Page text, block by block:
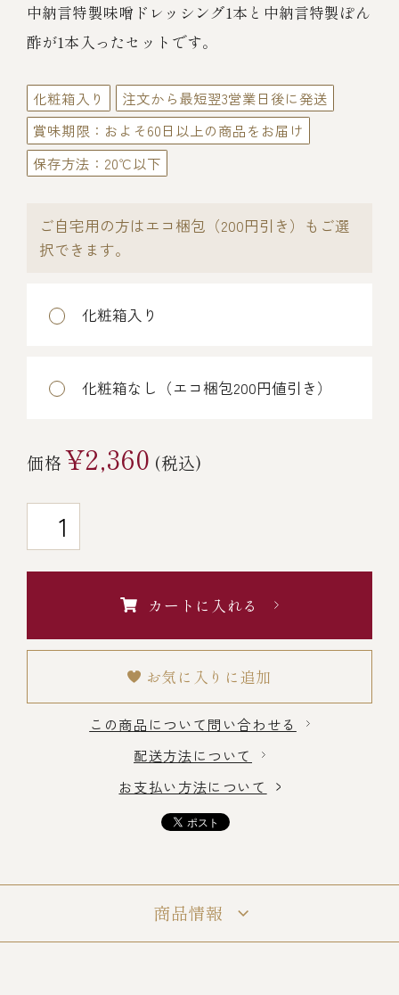
（中納言厨房）
全ての商品を見る
中納言
伊勢海老料理（中納言厨房）
その他
～￥2,999
￥3,000～￥4,999
￥10,000～￥14,999
その他
中納言特製味噌ドレッシング1本と中納言特製ぽん
酢が1本入ったセットです。
化粧箱入り
注文から最短翌3営業日後に発送
賞味期限：およそ60日以上の商品をお届け
保存方法：20℃以下
ご自宅用の方はエコ梱包（200円引き）もご選
択できます。
化粧箱入り
化粧箱なし（エコ梱包200円値引き）
価格¥2,360 (税込)
カートに入れる
お気に入りに追加
この商品について問い合わせる
配送方法について
お支払い方法について
商品情報